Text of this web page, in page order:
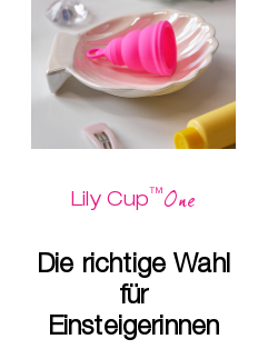
Lily Cup™One
Die richtige Wahl
für
Einsteigerinnen